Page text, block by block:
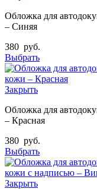
Обложка для
– Синяя
380 руб.
Выбрать
Закрыть
Обложка для
– Красная
380 руб.
Выбрать
Закрыть